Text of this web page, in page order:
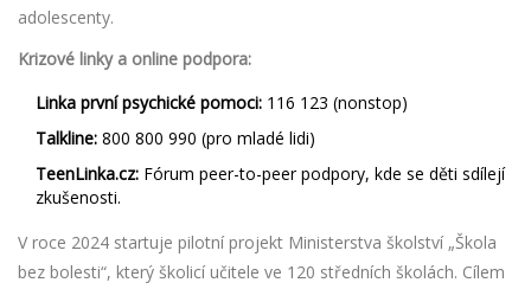
adolescenty.
Krizové linky a online podpora:
Linka první psychické pomoci: 116 123 (nonstop)
Talkline: 800 800 990 (pro mladé lidi)
TeenLinka.cz: Fórum peer-to-peer podpory, kde se děti sdílejí
zkušenosti.
V roce 2024 startuje pilotní projekt Ministerstva školství „Škola
bez bolesti“, který školicí učitele ve 120 středních školách. Cílem